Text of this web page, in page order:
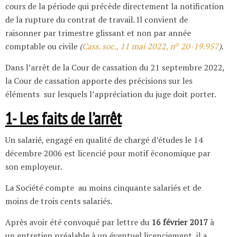
cours de la période qui précède directement la notification
de la rupture du contrat de travail. Il convient de
raisonner par trimestre glissant et non par année
comptable ou civile (Cass. soc., 11 mai 2022, no 20-19.957).
Dans l’arrêt de la Cour de cassation du 21 septembre 2022,
la Cour de cassation apporte des précisions sur les
éléments sur lesquels l’appréciation du juge doit porter.
1- Les faits de l’arrêt
Un salarié, engagé en qualité de chargé d’études le 14
décembre 2006 est licencié pour motif économique par
son employeur.
La Société compte au moins cinquante salariés et de
moins de trois cents salariés.
Après avoir été convoqué par lettre du 16 février 2017 à